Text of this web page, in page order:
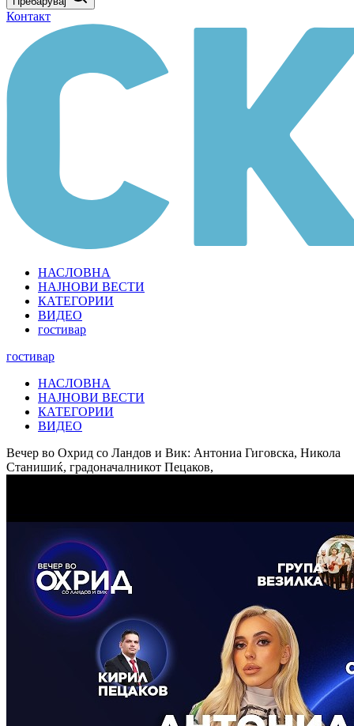
Контакт
НАСЛОВНА
НАЈНОВИ ВЕСТИ
КАТЕГОРИИ
ВИДЕО
гостивар
гостивар
НАСЛОВНА
НАЈНОВИ ВЕСТИ
КАТЕГОРИИ
ВИДЕО
Вечер во Охрид со Ландов и Вик: Антониа Гиговска, Никола
Станишиќ, градоначалникот Пецаков,